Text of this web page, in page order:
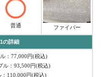
普通 ファイバー
の詳細
：77,000円(税込)
ル：93,500円(税込)
：110,000円(税込)